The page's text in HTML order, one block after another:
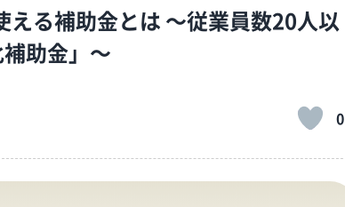
える補助金とは ～従業員数20人以
助金」～
0